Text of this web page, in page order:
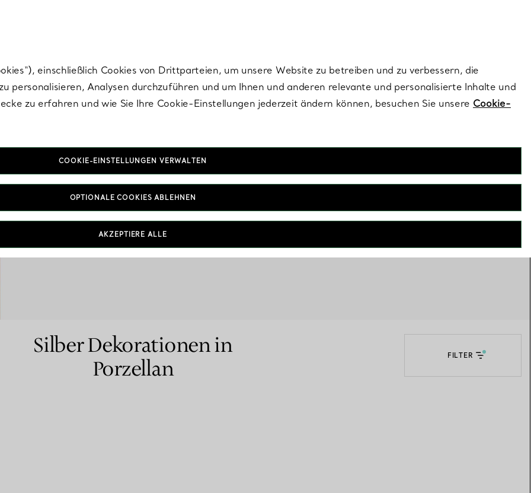
Tiffany-Diamantenexperten.
Deko
Silber Dekorationen in
Porzellan
FILTER
einschließlich Cookies von Drittparteien, um unsere Website zu betreiben und zu verbessern, die
personalisieren, Analysen durchzuführen und um Ihnen und anderen relevante und personalisierte Inhalte und
zu erfahren und wie Sie Ihre Cookie-Einstellungen jederzeit ändern können, besuchen Sie unsere Cookie-
COOKIE-EINSTELLUNGEN VERWALTEN
OPTIONALE COOKIES ABLEHNEN
AKZEPTIERE ALLE